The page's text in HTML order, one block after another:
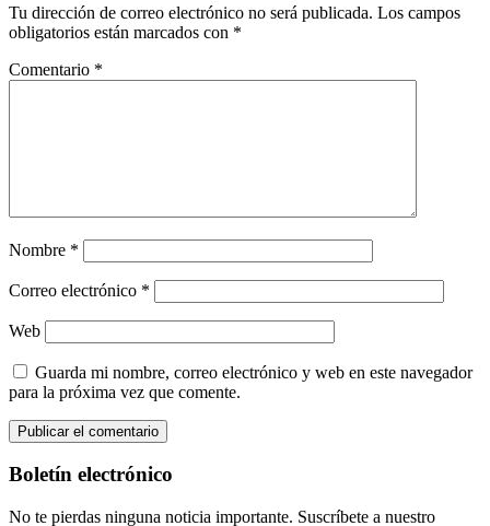
Tu dirección de correo electrónico no será publicada. Los campos
obligatorios están marcados con *
Comentario *
Nombre *
Correo electrónico *
Web
Guarda mi nombre, correo electrónico y web en este navegador
para la próxima vez que comente.
Boletín electrónico
No te pierdas ninguna noticia importante. Suscríbete a nuestro